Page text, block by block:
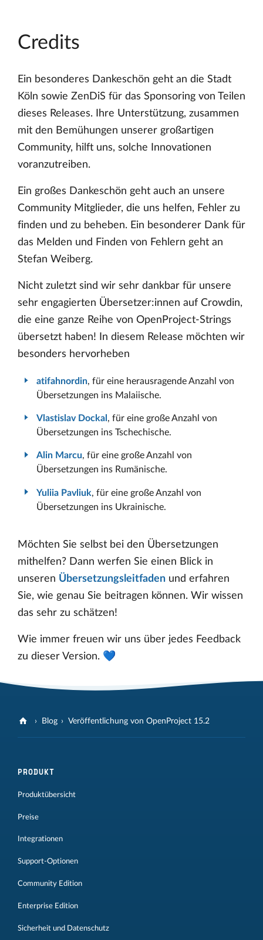
Credits
Ein besonderes Dankeschön geht an die Stadt
Köln sowie ZenDiS für das Sponsoring von Teilen
dieses Releases. Ihre Unterstützung, zusammen
mit den Bemühungen unserer großartigen
Community, hilft uns, solche Innovationen
voranzutreiben.
Ein großes Dankeschön geht auch an unsere
Community Mitglieder, die uns helfen, Fehler zu
finden und zu beheben. Ein besonderer Dank für
das Melden und Finden von Fehlern geht an
Stefan Weiberg.
Nicht zuletzt sind wir sehr dankbar für unsere
sehr engagierten Übersetzer:innen auf Crowdin,
die eine ganze Reihe von OpenProject-Strings
übersetzt haben! In diesem Release möchten wir
besonders hervorheben
atifahnordin, für eine herausragende Anzahl von
Übersetzungen ins Malaiische.
Vlastislav Dockal , für eine große Anzahl von
Übersetzungen ins Tschechische.
Alin Marcu, für eine große Anzahl von
Übersetzungen ins Rumänische.
Yuliia Pavliuk, für eine große Anzahl von
Übersetzungen ins Ukrainische.
Möchten Sie selbst bei den Übersetzungen
mithelfen? Dann werfen Sie einen Blick in
unseren Übersetzungsleitfaden und erfahren
Sie, wie genau Sie beitragen können. Wir wissen
das sehr zu schätzen!
Wie immer freuen wir uns über jedes Feedback
zu dieser Version. 💙
Blog Veröffentlichung von OpenProject 15.2
PRODUKT
Produktübersicht
Preise
Integrationen
Support-Optionen
Community Edition
Enterprise Edition
Sicherheit und Datenschutz